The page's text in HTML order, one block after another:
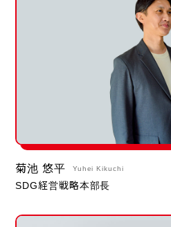
菊池 悠平 Yuhei Kikuchi
SDG経営戦略本部長